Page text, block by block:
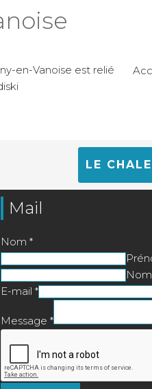
en-Vanoise est relié
LE
Mail
Nom *
Nom
E-mail *
Message *